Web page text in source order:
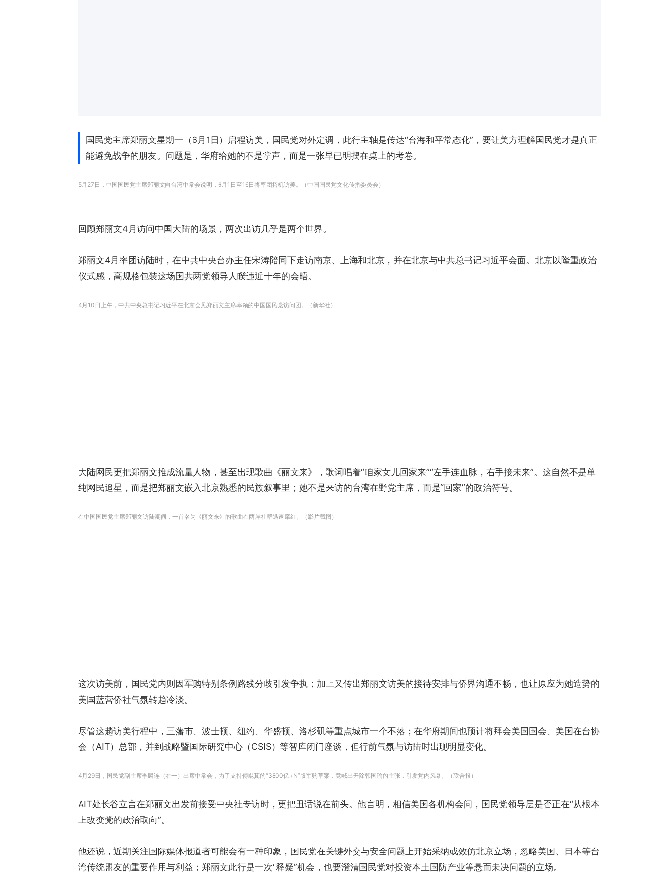
国民党主席郑丽文星期一（6月1日）启程访美，国民党对外定调，此行主轴是传达“台海和平常态化”，要让美方理解国民党才是真正
能避免战争的朋友。问题是，华府给她的不是掌声，而是一张早已明摆在桌上的考卷。
5月27日，中国国民党主席郑丽文向台湾中常会说明，6月1日至16日将率团搭机访美。（中国国民党文化传播委员会）
回顾郑丽文4月访问中国大陆的场景，两次出访几乎是两个世界。
郑丽文4月率团访陆时，在中共中央台办主任宋涛陪同下走访南京、上海和北京，并在北京与中共总书记习近平会面。北京以隆重政治
仪式感，高规格包装这场国共两党领导人睽违近十年的会晤。
4月10日上午，中共中央总书记习近平在北京会见郑丽文主席率领的中国国民党访问团。（新华社）
大陆网民更把郑丽文推成流量人物，甚至出现歌曲《丽文来》，歌词唱着“咱家女儿回家来”“左手连血脉，右手接未来”。这自然不是单
纯网民追星，而是把郑丽文嵌入北京熟悉的民族叙事里；她不是来访的台湾在野党主席，而是“回家”的政治符号。
在中国国民党主席郑丽文访陆期间，一首名为《丽文来》的歌曲在两岸社群迅速窜红。（影片截图）
这次访美前，国民党内则因军购特别条例路线分歧引发争执；加上又传出郑丽文访美的接待安排与侨界沟通不畅，也让原应为她造势的
美国蓝营侨社气氛转趋冷淡。
尽管这趟访美行程中，三藩市、波士顿、纽约、华盛顿、洛杉矶等重点城市一个不落；在华府期间也预计将拜会美国国会、美国在台协
会（AIT）总部，并到战略暨国际研究中心（CSIS）等智库闭门座谈，但行前气氛与访陆时出现明显变化。
4月29日，国民党副主席季麟连（右一）出席中常会，为了支持傅崐萁的“3800亿+N”版军购草案，竟喊出开除韩国瑜的主张，引发党内风暴。（联合报）
AIT处长谷立言在郑丽文出发前接受中央社专访时，更把丑话说在前头。他言明，相信美国各机构会问，国民党领导层是否正在“从根本
上改变党的政治取向”。
他还说，近期关注国际媒体报道者可能会有一种印象，国民党在关键外交与安全问题上开始采纳或效仿北京立场，忽略美国、日本等台
湾传统盟友的重要作用与利益；郑丽文此行是一次“释疑”机会，也要澄清国民党对投资本土国防产业等悬而未决问题的立场。